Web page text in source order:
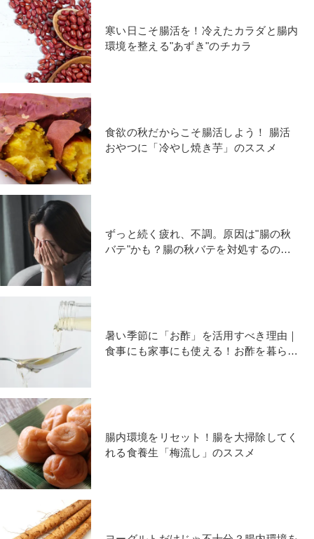
寒い日こそ腸活を！冷えたカラダと腸内
環境を整える"あずき"のチカラ
食欲の秋だからこそ腸活しよう！ 腸活
おやつに「冷やし焼き芋」のススメ
ずっと続く疲れ、不調。原因は"腸の秋
バテ"かも？腸の秋バテを対処するのに
暑い季節に「お酢」を活用すべき理由｜
食事にも家事にも使える！お酢を暮らし
腸内環境をリセット！腸を大掃除してく
れる食養生「梅流し」のススメ